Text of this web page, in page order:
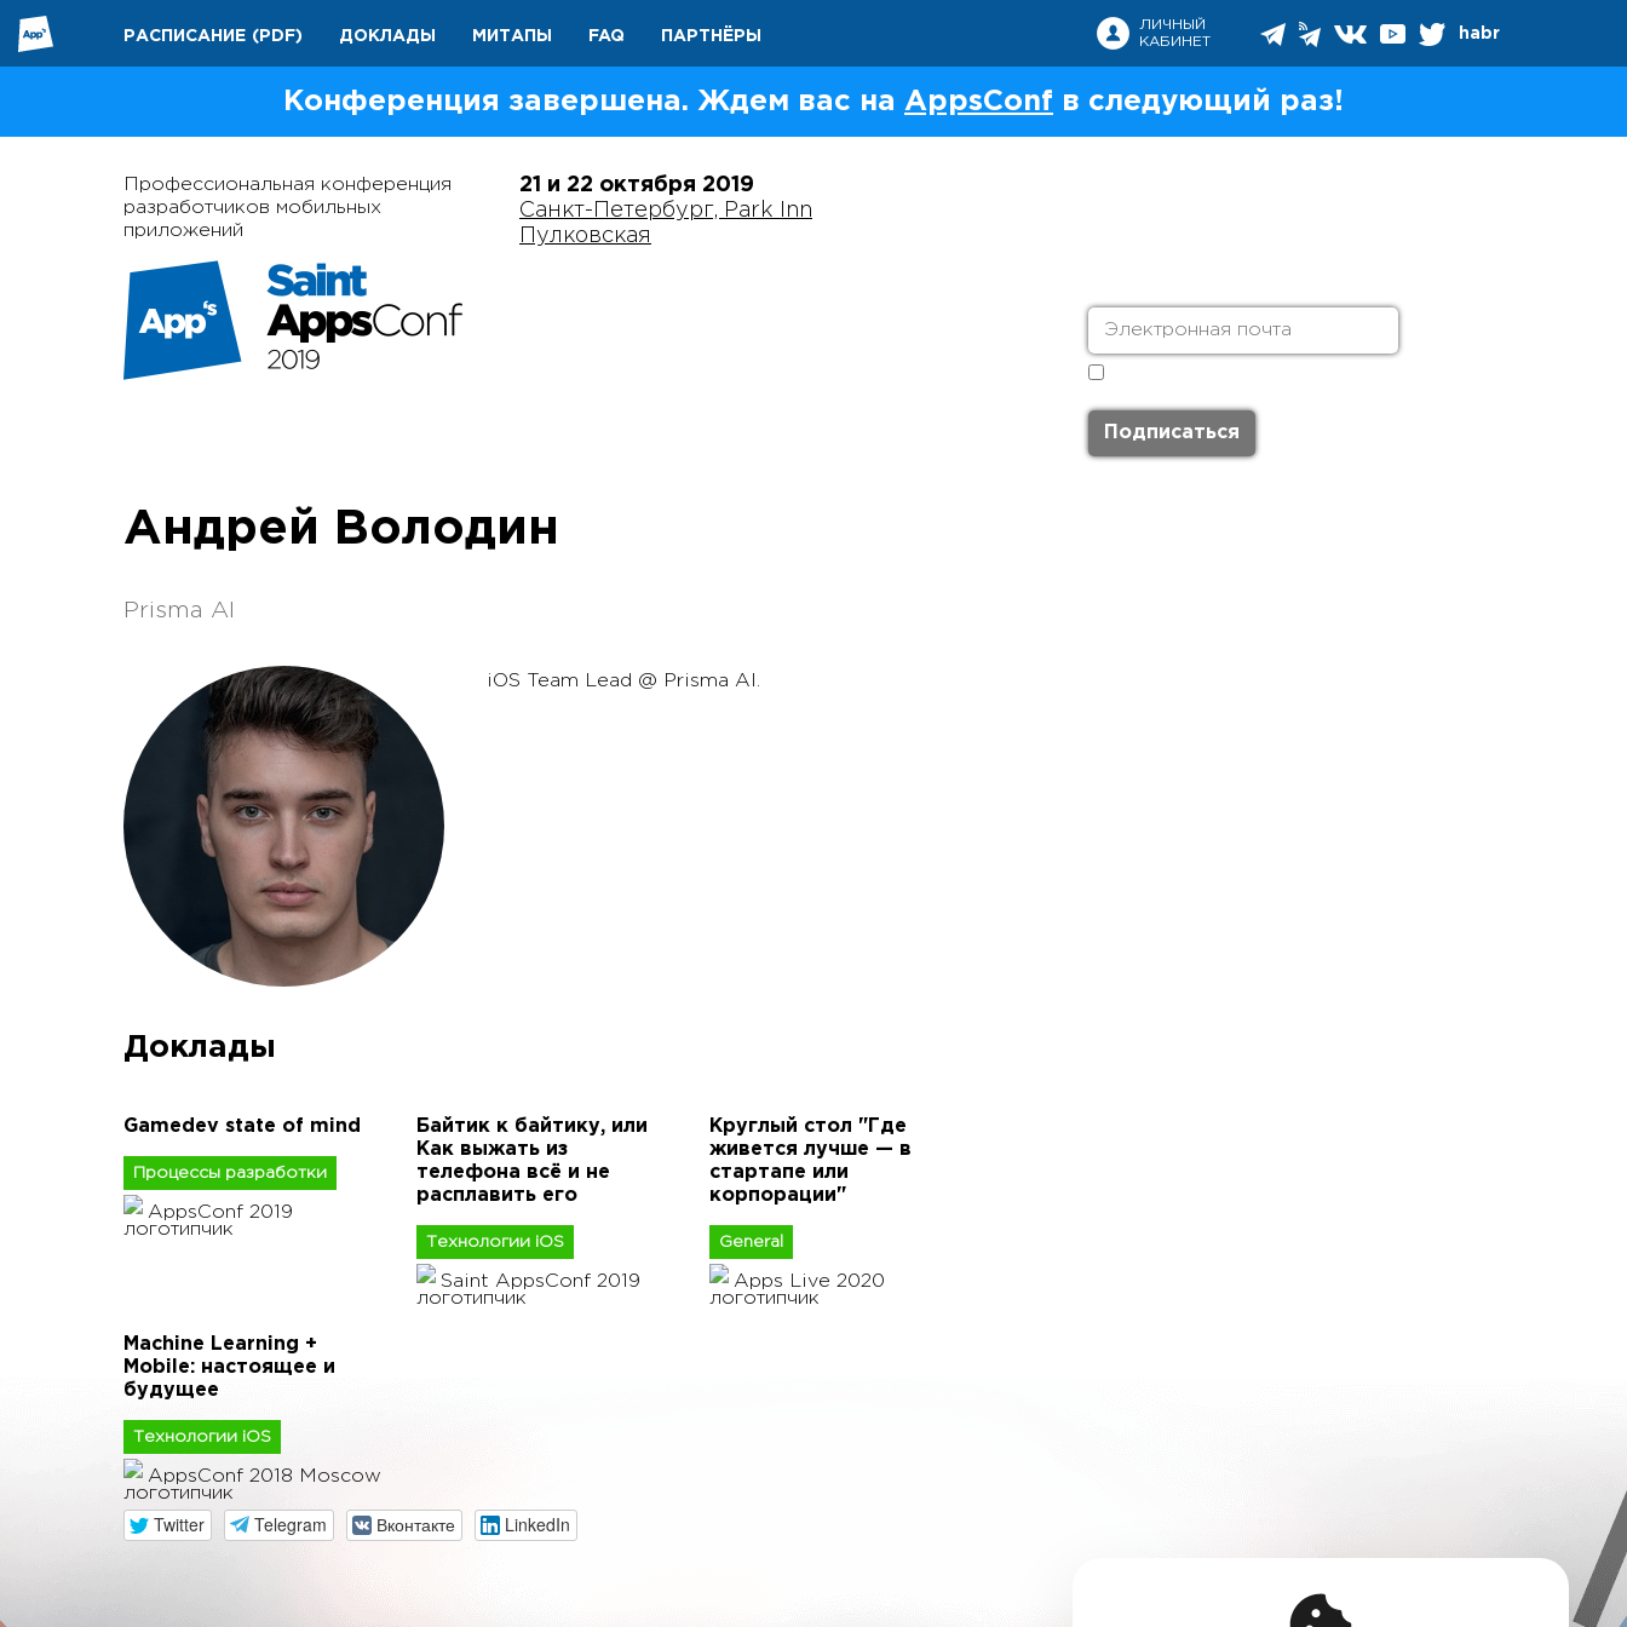
ЛИЧНЫЙ
КАБИНЕТ
habr
РАСПИСАНИЕ (PDF) ДОКЛАДЫ МИТАПЫ FAQ ПАРТНЁРЫ
Конференция завершена. Ждем вас на AppsConf в следующий раз!
Профессиональная конференция
разработчиков мобильных
приложений
21 и 22 октября 2019
Санкт-Петербург, Park Inn
Пулковская
Андрей Володин
Prisma AI
iOS Team Lead @ Prisma AI.
Доклады
Gamedev state of mind
Процессы разработки
AppsConf 2019
Байтик к байтику, или
Как выжать из
телефона всё и не
расплавить его
Технологии iOS
Saint AppsConf 2019
Круглый стол "Где
живется лучше — в
стартапе или
корпорации"
General
Apps Live 2020
Machine Learning +
Mobile: настоящее и
будущее
Технологии iOS
AppsConf 2018 Moscow
Twitter Telegram Вконтакте LinkedIn